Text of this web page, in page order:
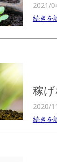
2021/
続きを
稼
2020/
続きを